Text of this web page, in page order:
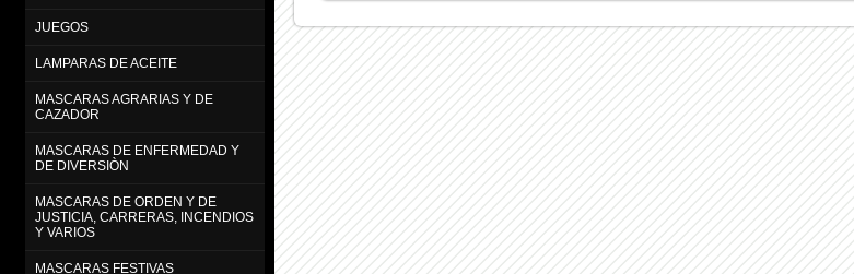
JUEGOS
LAMPARAS DE ACEITE
MASCARAS AGRARIAS Y DE
CAZADOR
MASCARAS DE ENFERMEDAD Y
DE DIVERSIÒN
MASCARAS DE ORDEN Y DE
JUSTICIA, CARRERAS, INCENDIOS
Y VARIOS
MASCARAS FESTIVAS